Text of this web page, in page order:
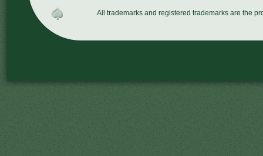
All trademarks and registered trademarks are the